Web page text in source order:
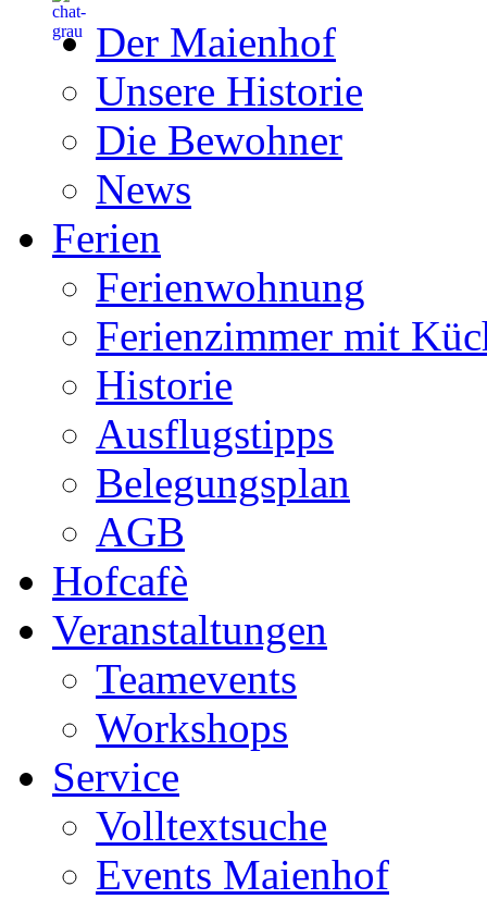
Der Maienhof
Unsere Historie
Die Bewohner
News
Ferien
Ferienwohnung
Ferienzimmer mit
Historie
Ausflugstipps
Belegungsplan
AGB
Hofcafè
Veranstaltungen
Teamevents
Workshops
Service
Volltextsuche
Events Maienhof